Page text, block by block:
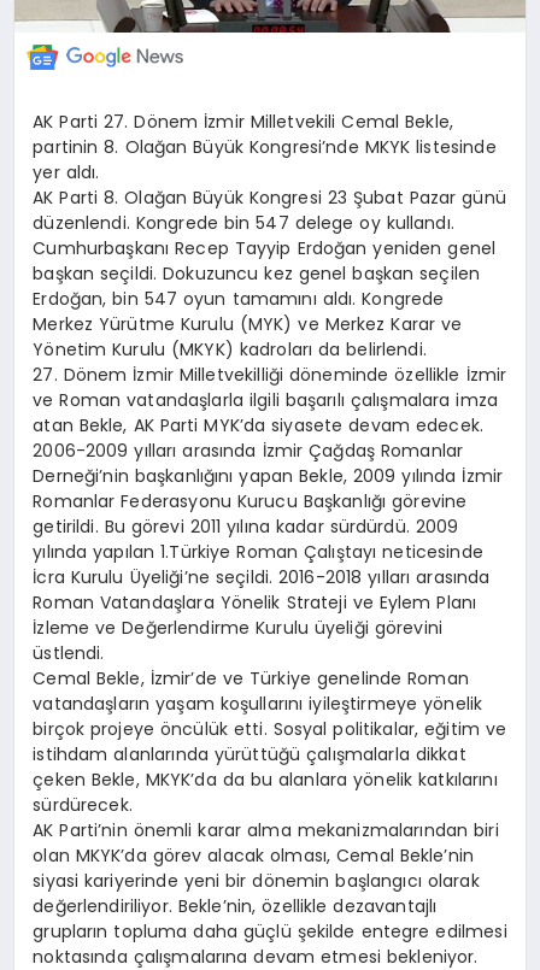
AK Parti 27. Dönem İzmir Milletvekili Cemal Bekle,
partinin 8. Olağan Büyük Kongresi’nde MKYK listesinde
yer aldı.
AK Parti 8. Olağan Büyük Kongresi 23 Şubat Pazar günü
düzenlendi. Kongrede bin 547 delege oy kullandı.
Cumhurbaşkanı Recep Tayyip Erdoğan yeniden genel
başkan seçildi. Dokuzuncu kez genel başkan seçilen
Erdoğan, bin 547 oyun tamamını aldı. Kongrede
Merkez Yürütme Kurulu (MYK) ve Merkez Karar ve
Yönetim Kurulu (MKYK) kadroları da belirlendi.
27. Dönem İzmir Milletvekilliği döneminde özellikle İzmir
ve Roman vatandaşlarla ilgili başarılı çalışmalara imza
atan Bekle, AK Parti MYK’da siyasete devam edecek.
2006-2009 yılları arasında İzmir Çağdaş Romanlar
Derneği’nin başkanlığını yapan Bekle, 2009 yılında İzmir
Romanlar Federasyonu Kurucu Başkanlığı görevine
getirildi. Bu görevi 2011 yılına kadar sürdürdü. 2009
yılında yapılan 1.Türkiye Roman Çalıştayı neticesinde
İcra Kurulu Üyeliği’ne seçildi. 2016-2018 yılları arasında
Roman Vatandaşlara Yönelik Strateji ve Eylem Planı
İzleme ve Değerlendirme Kurulu üyeliği görevini
üstlendi.
Cemal Bekle, İzmir’de ve Türkiye genelinde Roman
vatandaşların yaşam koşullarını iyileştirmeye yönelik
birçok projeye öncülük etti. Sosyal politikalar, eğitim ve
istihdam alanlarında yürüttüğü çalışmalarla dikkat
çeken Bekle, MKYK’da da bu alanlara yönelik katkılarını
sürdürecek.
AK Parti’nin önemli karar alma mekanizmalarından biri
olan MKYK’da görev alacak olması, Cemal Bekle’nin
siyasi kariyerinde yeni bir dönemin başlangıcı olarak
değerlendiriliyor. Bekle’nin, özellikle dezavantajlı
grupların topluma daha güçlü şekilde entegre edilmesi
noktasında çalışmalarına devam etmesi bekleniyor.